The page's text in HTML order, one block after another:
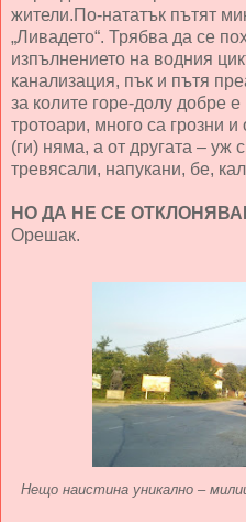
жители.По-нататък пътят
„Ливадето“. Трябва да се
изпълнението на водния
канализация, пък и пътя
за колите горе-долу добре
тротоари, много са грозни
(ги) няма, а от другата – уж
тревясали, напукани, бе,
НО ДА НЕ СЕ
Орешак.
Нещо наистина уникално –